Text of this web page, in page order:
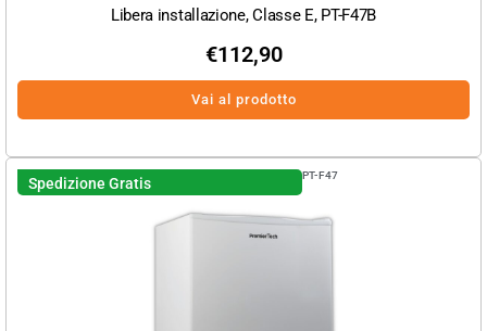
Libera installazione, Classe E, PT-F47B
€112,90
Vai al prodotto
Spedizione Gratis PT-F47